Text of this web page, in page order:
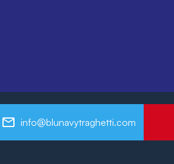
info@blunavytraghetti.com